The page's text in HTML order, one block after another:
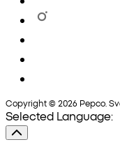
Copyright © 2026 Pepco.
Selected Language: